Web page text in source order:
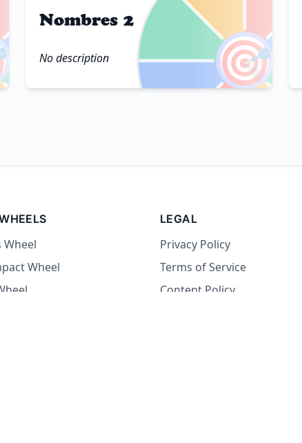
🎯
Nombres 2
No description
Wheel
Wheel
LEGAL
Privacy Policy
Terms of Service
Content Policy